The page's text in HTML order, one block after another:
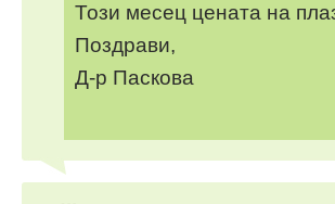
Този месец цената на
Поздрави,
Д-р Паскова